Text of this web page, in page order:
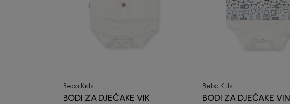
Beba Kids
BODI ZA DJEČAKE VIK
Beba Kids
BODI ZA DJEČAKE VIN